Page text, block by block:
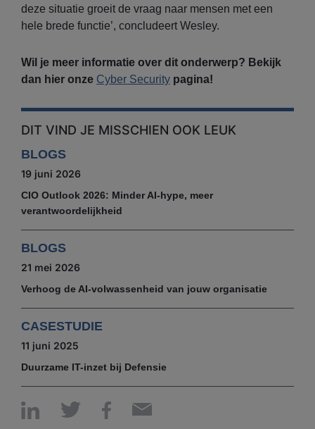
deze situatie groeit de vraag naar mensen met een
hele brede functie’, concludeert Wesley.
Wil je meer informatie over dit onderwerp? Bekijk
dan hier onze Cyber Security pagina!
DIT VIND JE MISSCHIEN OOK LEUK
BLOGS
19 juni 2026
CIO Outlook 2026: Minder AI-hype, meer
verantwoordelijkheid
BLOGS
21 mei 2026
Verhoog de AI-volwassenheid van jouw organisatie
CASESTUDIE
11 juni 2025
Duurzame IT-inzet bij Defensie